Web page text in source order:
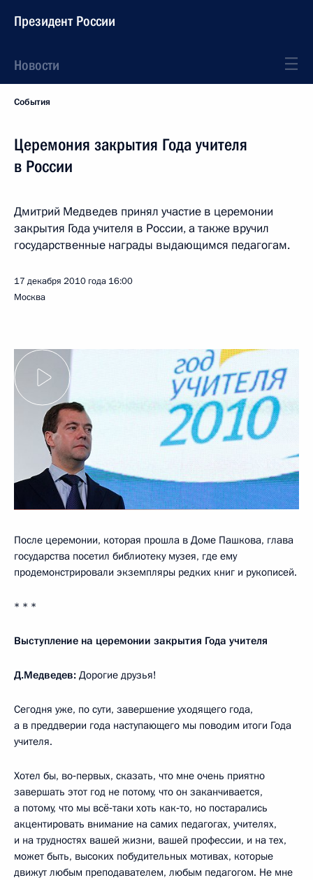
Президент России
Новости
События
Церемония закрытия Года учителя
в России
Дмитрий Медведев принял участие в церемонии
закрытия Года учителя в России, а также вручил
государственные награды выдающимся педагогам.
17 декабря 2010 года 16:00
Москва
После церемонии, которая прошла в Доме Пашкова, глава
государства посетил библиотеку музея, где ему
продемонстрировали экземпляры редких книг и рукописей.
* * *
Выступление на церемонии закрытия Года учителя
Д.Медведев: Дорогие друзья!
Сегодня уже, по сути, завершение уходящего года,
а в преддверии года наступающего мы поводим итоги Года
учителя.
Хотел бы, во‑первых, сказать, что мне очень приятно
завершать этот год не потому, что он заканчивается,
а потому, что мы всё‑таки хоть как‑то, но постарались
акцентировать внимание на самих педагогах, учителях,
и на трудностях вашей жизни, вашей профессии, и на тех,
может быть, высоких побудительных мотивах, которые
движут любым преподавателем, любым педагогом. Не мне